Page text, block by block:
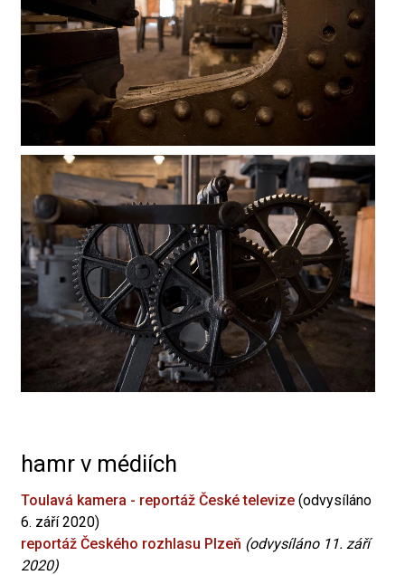
hamr v médiích
Toulavá kamera - reportáž České televize (odvysíláno
6. září 2020)
reportáž Českého rozhlasu Plzeň (odvysíláno 11. září
2020)